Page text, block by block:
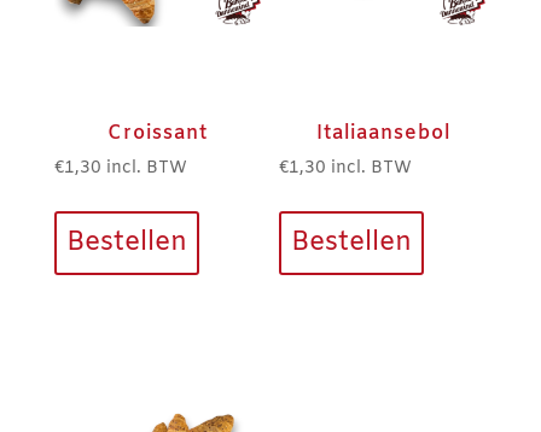
Croissant
€1,30 incl. BTW
Bestellen
Italiaansebol
€1,30 incl. BTW
Bestellen